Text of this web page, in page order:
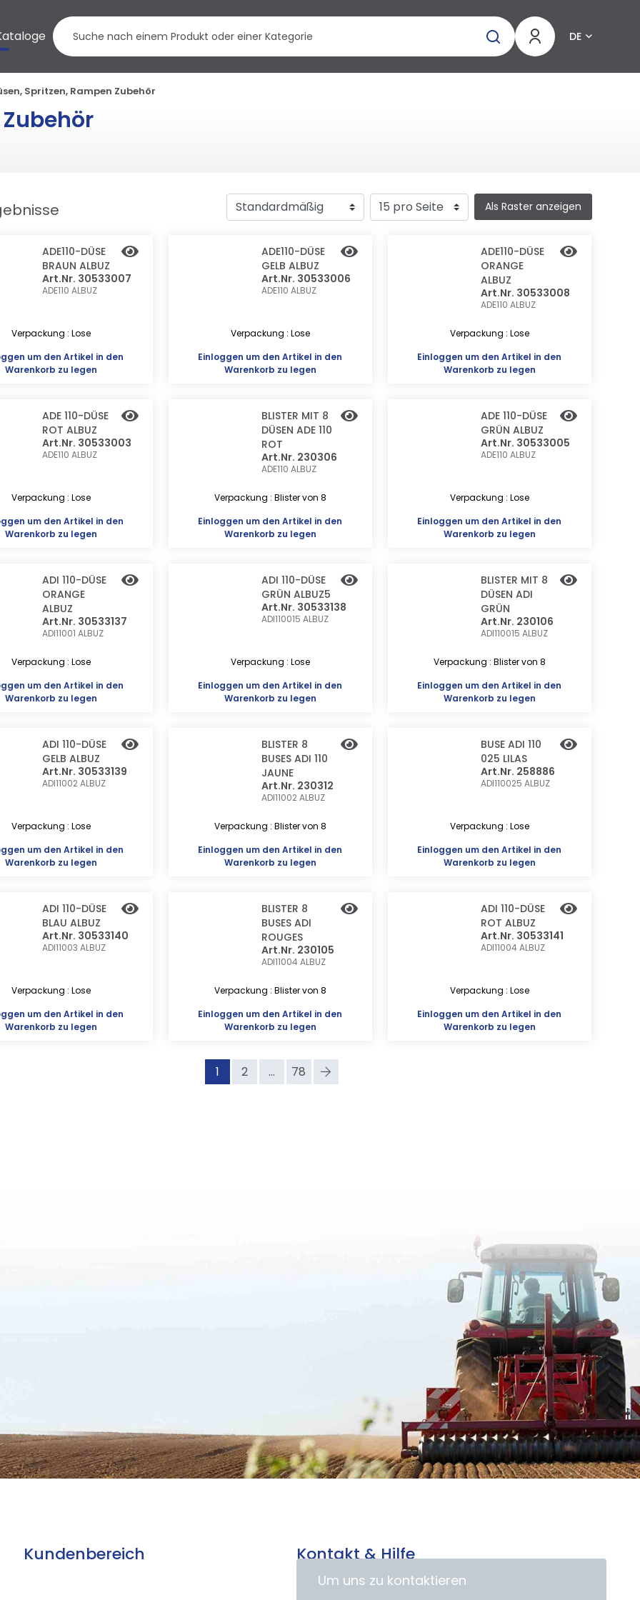
DE
Spritzen, Rampen Zubehör
Als Raster anzeigen
ADE110-DÜSE
BRAUN ALBUZ
Art.Nr. 30533007
ADE110ALBUZ
Verpackung : Lose
um den Artikel in den
Warenkorb zu legen
ADE110-DÜSE
GELB ALBUZ
Art.Nr. 30533006
ADE110 ALBUZ
Verpackung : Lose
Einloggen um den Artikel in den
Warenkorb zu legen
ADE110-DÜSE
ORANGE
ALBUZ
Art.Nr. 30533008
ADE110 ALBUZ
Verpackung : Lose
Einloggen um den Artikel in den
Warenkorb zu legen
ADE 110-DÜSE
ROT ALBUZ
Art.Nr. 30533003
ADE110ALBUZ
Verpackung : Lose
um den Artikel in den
Warenkorb zu legen
BLISTER MIT 8
DÜSEN ADE 110
ROT
Art.Nr. 230306
ADE110 ALBUZ
Verpackung : Blister von 8
Einloggen um den Artikel in den
Warenkorb zu legen
ADE 110-DÜSE
GRÜN ALBUZ
Art.Nr. 30533005
ADE110 ALBUZ
Verpackung : Lose
Einloggen um den Artikel in den
Warenkorb zu legen
ADI 110-DÜSE
ORANGE
ALBUZ
Art.Nr. 30533137
ADI11001ALBUZ
Verpackung : Lose
um den Artikel in den
Warenkorb zu legen
ADI 110-DÜSE
GRÜN ALBUZ5
Art.Nr. 30533138
ADI110015 ALBUZ
Verpackung : Lose
Einloggen um den Artikel in den
Warenkorb zu legen
BLISTER MIT 8
DÜSEN ADI
GRÜN
Art.Nr. 230106
ADI110015 ALBUZ
Verpackung : Blister von 8
Einloggen um den Artikel in den
Warenkorb zu legen
ADI 110-DÜSE
GELB ALBUZ
Art.Nr. 30533139
ADI11002ALBUZ
Verpackung : Lose
um den Artikel in den
Warenkorb zu legen
BLISTER 8
BUSES ADI 110
JAUNE
Art.Nr. 230312
ADI11002ALBUZ
Verpackung : Blister von 8
Einloggen um den Artikel in den
Warenkorb zu legen
BUSE ADI 110
025 LILAS
Art.Nr. 258886
ADI110025 ALBUZ
Verpackung : Lose
Einloggen um den Artikel in den
Warenkorb zu legen
ADI 110-DÜSE
BLAU ALBUZ
Art.Nr. 30533140
ADI11003ALBUZ
Verpackung : Lose
um den Artikel in den
Warenkorb zu legen
BLISTER 8
BUSES ADI
ROUGES
Art.Nr. 230105
ADI11004ALBUZ
Verpackung : Blister von 8
Einloggen um den Artikel in den
Warenkorb zu legen
ADI 110-DÜSE
ROT ALBUZ
Art.Nr. 30533141
ADI11004ALBUZ
Verpackung : Lose
Einloggen um den Artikel in den
Warenkorb zu legen
1 2 ... 78
Kundenbereich Kontakt & Hilfe
Um uns zu kontaktieren